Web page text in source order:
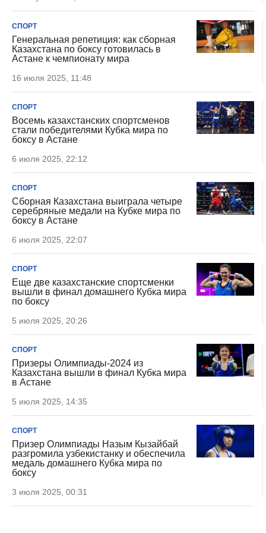
СПОРТ
Генеральная репетиция: как сборная
Казахстана по боксу готовилась в
Астане к чемпионату мира
16 июля 2025, 11:48
СПОРТ
Восемь казахстанских спортсменов
стали победителями Кубка мира по
боксу в Астане
6 июля 2025, 22:12
СПОРТ
Сборная Казахстана выиграла четыре
серебряные медали на Кубке мира по
боксу в Астане
6 июля 2025, 22:07
СПОРТ
Еще две казахстанские спортсменки
вышли в финал домашнего Кубка мира
по боксу
5 июля 2025, 20:26
СПОРТ
Призеры Олимпиады-2024 из
Казахстана вышли в финал Кубка мира
в Астане
5 июля 2025, 14:35
СПОРТ
Призер Олимпиады Назым Кызайбай
разгромила узбекистанку и обеспечила
медаль домашнего Кубка мира по
боксу
3 июля 2025, 00:31